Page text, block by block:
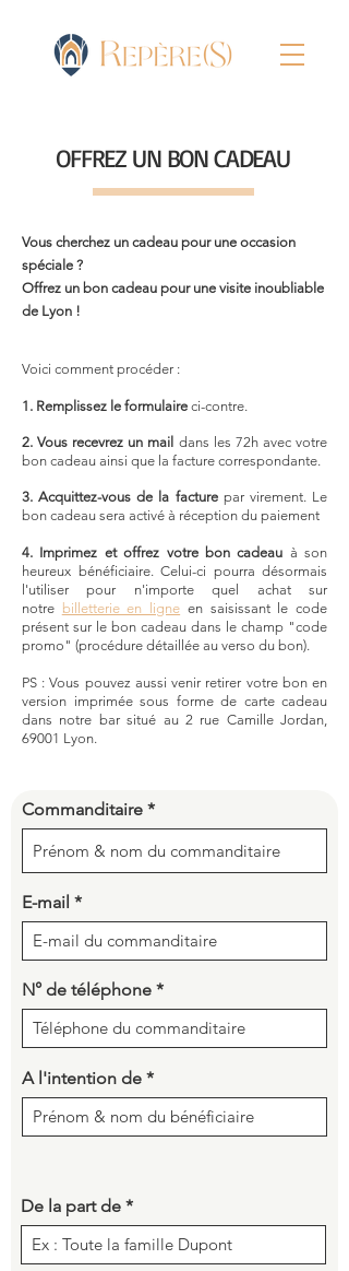
OFFREZ UN BON CADEAU
Vous cherchez un cadeau pour une occasion
spéciale ?
Offrez un bon cadeau pour une visite inoubliable
de Lyon !
Voici comment procéder :
1. Remplissez le formulaire ci-contre.
2. Vous recevrez un mail dans les 72h avec votre
bon cadeau ainsi que la facture correspondante.
3. Acquittez-vous de la facturepar virement. Le
bon cadeau sera activé à réception du paiement
4. Imprimez et offrez votre bon cadeau à son
heureux bénéficiaire. Celui-ci pourra désormais
l'utiliser pour n'importe quel achat sur
notre billetterie en ligne en saisissant le code
présent sur le bon cadeau dans le champ "code
promo" (procédure détaillée au verso du bon).
​PS : Vous pouvez aussi venir retirer votre bon en
version imprimée sous forme de carte cadeau
dans notre bar situé au 2 rue Camille Jordan,
69001 Lyon.
Commanditaire
E-mail
N° de téléphone
A l'intention de
De la part de